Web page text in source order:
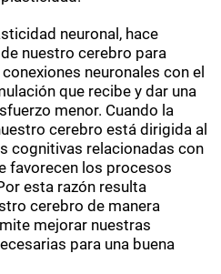
neuronal, hace
nuestro cerebro para
neuronales con el
que recibe y dar una
menor. Cuando la
cerebro está dirigida al
cognitivas relacionadas con
favorecen los procesos
esta razón resulta
cerebro de manera
mejorar nuestras
para una buena